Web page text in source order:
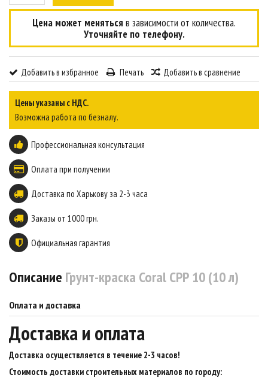
Цена может меняться в зависимости от количества.
Уточняйте по телефону.
Добавить в избранное Печать Добавить в сравнение
Цены указаны с НДС.
Возможна работа по безналу.
Профессиональная консультация
Оплата при получении
Доставка по Харькову за 2-3 часа
Заказы от 1000 грн.
Официальная гарантия
Описание Грунт-краска Coral СРР 10 (10 л)
Оплата и доставка
Доставка и оплата
Доставка осуществляется в течение 2-3 часов!
Стоимость доставки строительных материалов по городу: